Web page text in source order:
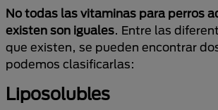
No todas las vitaminas para perros
existen son iguales. Entre las
que existen, se pueden encontrar
podemos clasificarlas:
Liposolubles